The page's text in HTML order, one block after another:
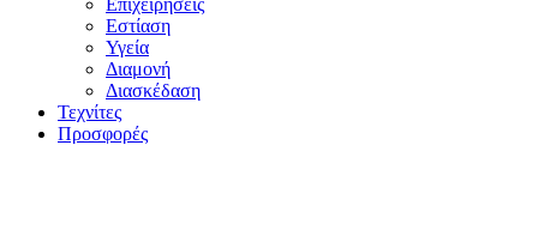
Επιχειρήσεις
Εστίαση
Υγεία
Διαμονή
Διασκέδαση
Τεχνίτες
Προσφορές